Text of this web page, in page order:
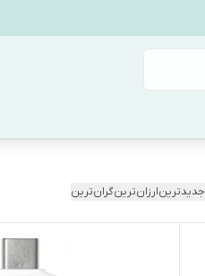
جدیدترینارزان‌ترینگران‌ترین